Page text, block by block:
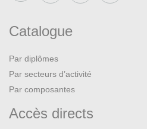
Catalogue
Par diplômes
Par secteurs d’activité
Par composantes
Accès directs